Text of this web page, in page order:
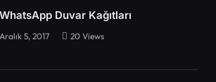
WhatsApp Duvar Kağıtları
Aralık 5, 2017 20 Views